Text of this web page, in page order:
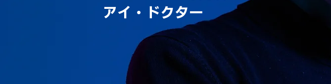
アイ・ドクター